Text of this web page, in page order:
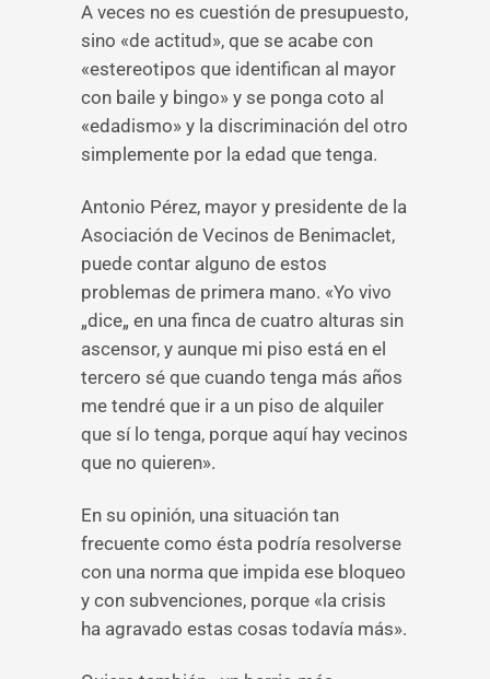
A veces no es cuestión de presupuesto,
sino «de actitud», que se acabe con
«estereotipos que identifican al mayor
con baile y bingo» y se ponga coto al
«edadismo» y la discriminación del otro
simplemente por la edad que tenga.
Antonio Pérez, mayor y presidente de la
Asociación de Vecinos de Benimaclet,
puede contar alguno de estos
problemas de primera mano. «Yo vivo
„dice„ en una finca de cuatro alturas sin
ascensor, y aunque mi piso está en el
tercero sé que cuando tenga más años
me tendré que ir a un piso de alquiler
que sí lo tenga, porque aquí hay vecinos
que no quieren».
En su opinión, una situación tan
frecuente como ésta podría resolverse
con una norma que impida ese bloqueo
y con subvenciones, porque «la crisis
ha agravado estas cosas todavía más».